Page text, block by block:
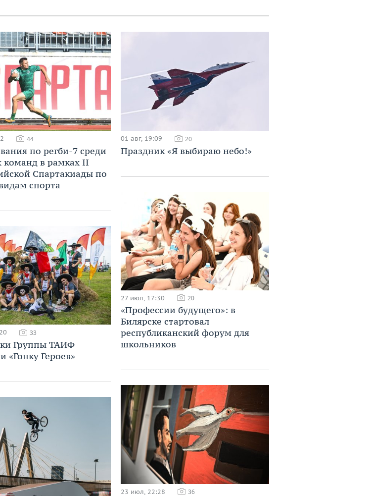
44
по регби-7 среди
команд в рамках II
Спартакиады по
спорта
33
Группы ТАИФ
«Гонку Героев»
01 авг, 19:09 20
Праздник «Я выбираю небо!»
27 июл, 17:30 20
«Профессии будущего»: в
Билярске стартовал
республиканский форум для
школьников
23 июл, 22:28 36